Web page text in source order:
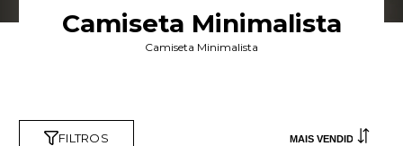
Camiseta Minimalista
Camiseta Minimalista
FILTROS